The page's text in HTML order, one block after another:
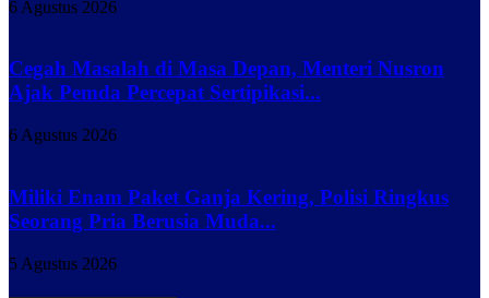
6 Agustus 2026
Cegah Masalah di Masa Depan, Menteri Nusron
Ajak Pemda Percepat Sertipikasi...
6 Agustus 2026
Miliki Enam Paket Ganja Kering, Polisi Ringkus
Seorang Pria Berusia Muda...
5 Agustus 2026